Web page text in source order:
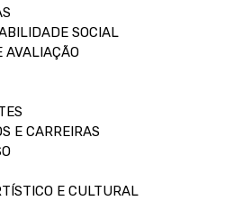
SOCIAL
AVALIAÇÃO
E CARREIRAS
E CULTURAL